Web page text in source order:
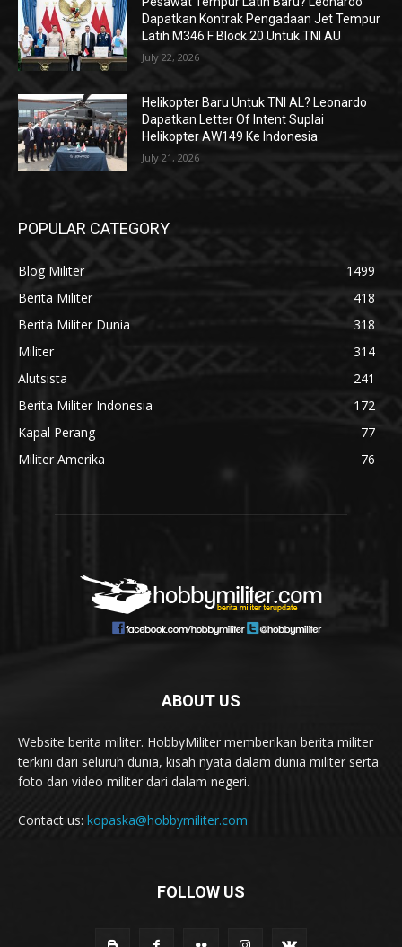
Dapatkan Kontrak Pengadaan Jet Tempur
Latih M346 F Block 20 Untuk TNI AU
July 22, 2026
Helikopter Baru Untuk TNI AL? Leonardo
Dapatkan Letter Of Intent Suplai
Helikopter AW149 Ke Indonesia
July 21, 2026
POPULAR CATEGORY
Blog Militer
1499
Berita Militer
418
Berita Militer Dunia
318
Militer
314
Alutsista
241
Berita Militer Indonesia
172
Kapal Perang
77
Militer Amerika
76
ABOUT US
Website berita militer. HobbyMiliter memberikan berita militer
terkini dari seluruh dunia, kisah nyata dalam dunia militer serta
foto dan video militer dari dalam negeri.
Contact us: kopaska@hobbymiliter.com
FOLLOW US